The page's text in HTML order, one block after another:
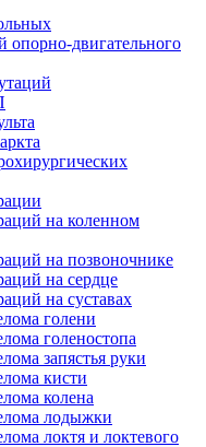
опорно-двигательного
на коленном
на позвоночнике
на сердце
на суставах
голени
голеностопа
запястья руки
кисти
колена
лодыжки
локтя и локтевого